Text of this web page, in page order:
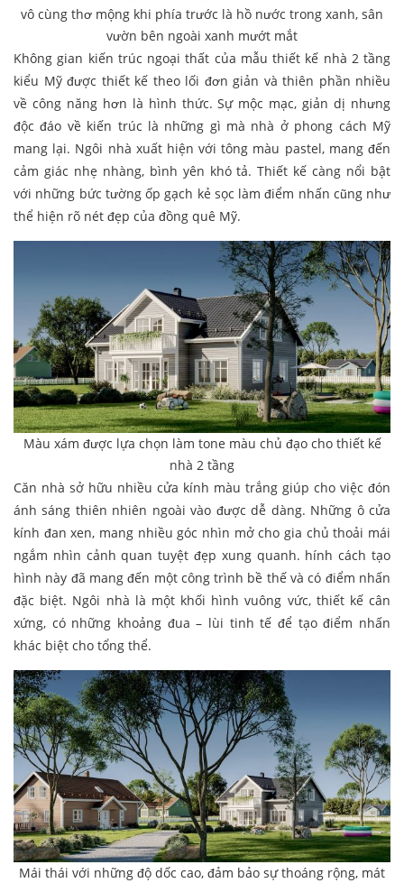
vô cùng thơ mộng khi phía trước là hồ nước trong xanh, sân
vườn bên ngoài xanh mướt mắt
Không gian kiến trúc ngoại thất của mẫu thiết kế nhà 2 tầng
kiểu Mỹ được thiết kế theo lối đơn giản và thiên phần nhiều
về công năng hơn là hình thức. Sự mộc mạc, giản dị nhưng
độc đáo về kiến trúc là những gì mà nhà ở phong cách Mỹ
mang lại. Ngôi nhà xuất hiện với tông màu pastel, mang đến
cảm giác nhẹ nhàng, bình yên khó tả. Thiết kế càng nổi bật
với những bức tường ốp gạch kẻ sọc làm điểm nhấn cũng như
thể hiện rõ nét đẹp của đồng quê Mỹ.
Màu xám được lựa chọn làm tone màu chủ đạo cho thiết kế
nhà 2 tầng
Căn nhà sở hữu nhiều cửa kính màu trắng giúp cho việc đón
ánh sáng thiên nhiên ngoài vào được dễ dàng. Những ô cửa
kính đan xen, mang nhiều góc nhìn mở cho gia chủ thoải mái
ngắm nhìn cảnh quan tuyệt đẹp xung quanh. hính cách tạo
hình này đã mang đến một công trình bề thế và có điểm nhấn
đặc biệt. Ngôi nhà là một khối hình vuông vức, thiết kế cân
xứng, có những khoảng đua – lùi tinh tế để tạo điểm nhấn
khác biệt cho tổng thể.
Mái thái với những độ dốc cao, đảm bảo sự thoáng rộng, mát